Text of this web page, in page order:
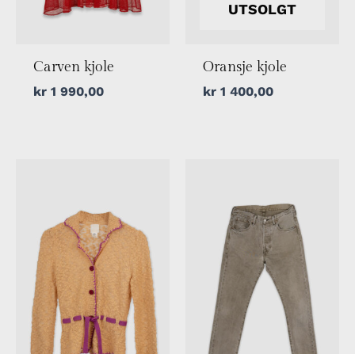
Carven kjole
kr1 990,00
UTSOLGT
Oransje kjole
kr1 400,00